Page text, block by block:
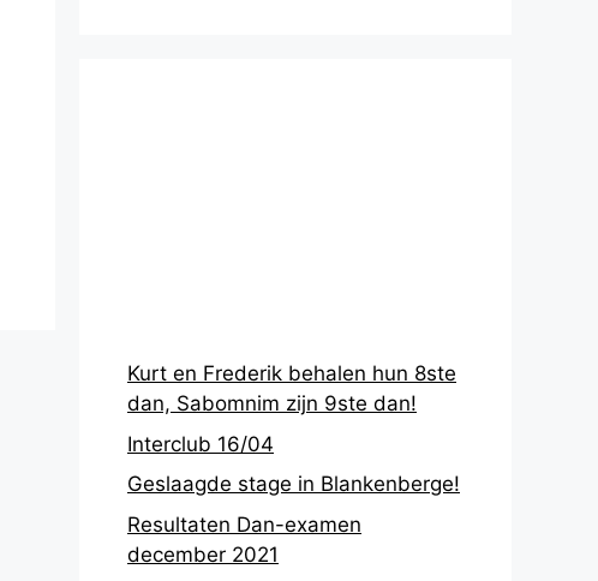
Kurt en Frederik behalen hun 8ste
dan, Sabomnim zijn 9ste dan!
Interclub 16/04
Geslaagde stage in Blankenberge!
Resultaten Dan-examen
december 2021